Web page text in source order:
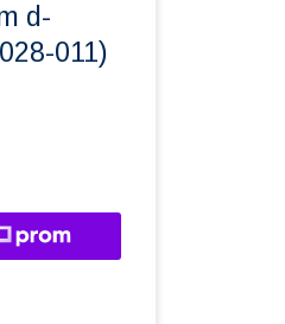
d-
011)